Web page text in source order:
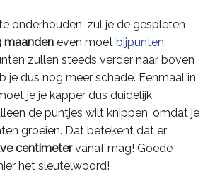
onderhouden, zul je de gespleten
maanden even moet bijpunten.
zullen steeds verder naar boven
je dus nog meer schade. Eenmaal in
je je kapper dus duidelijk
de puntjes wilt knippen, omdat je
groeien. Dat betekent dat er
centimetervanaf mag! Goede
het sleutelwoord!